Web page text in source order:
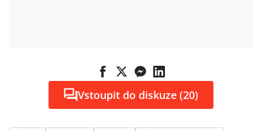
Vstoupit do diskuze (20)